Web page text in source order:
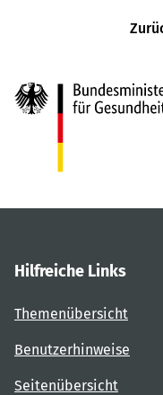
Hilfreiche Links
Themenübersicht
Benutzerhinweise
Seitenübersicht